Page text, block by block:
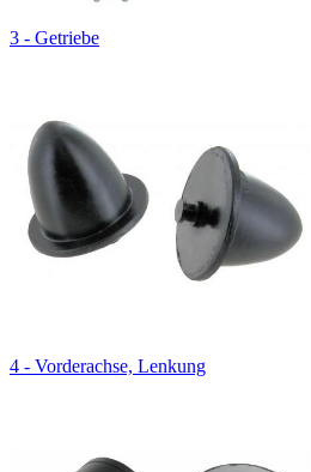
3 - Getriebe
4 - Vorderachse, Lenkung